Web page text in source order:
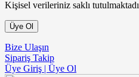
Kişisel verileriniz saklı
Üye Ol
Bize Ulaşın
Sipariş Takip
Üye Giriş | Üye Ol